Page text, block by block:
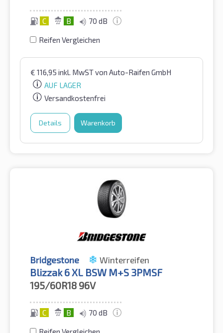
C B 70 dB
Reifen Vergleichen
€ 116,95 inkl. MwSTvon Auto-Raifen GmbH
AUF LAGER
Versandkostenfrei
Details Warenkorb
Bridgestone Winterreifen
Blizzak 6 XL BSW M+S 3PMSF
195/60R18 96V
C B 70 dB